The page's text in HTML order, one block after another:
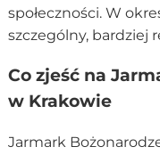
społeczności. W
szczególny, bardziej
Co zjeść na
w Krakowie
Jarmark